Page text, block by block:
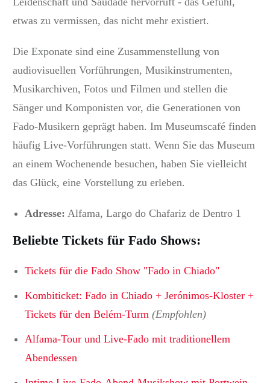
etwas zu vermissen, das nicht mehr existiert.
Die Exponate sind eine Zusammenstellung von
audiovisuellen Vorführungen, Musikinstrumenten,
Musikarchiven, Fotos und Filmen und stellen die
Sänger und Komponisten vor, die Generationen von
Fado-Musikern geprägt haben. Im Museumscafé finden
häufig Live-Vorführungen statt. Wenn Sie das Museum
an einem Wochenende besuchen, haben Sie vielleicht
das Glück, eine Vorstellung zu erleben.
Adresse: Alfama, Largo do Chafariz de Dentro 1
Beliebte Tickets für Fado Shows:
Tickets für die Fado Show "Fado in Chiado"
Kombiticket: Fado in Chiado + Jerónimos-Kloster +
Tickets für den Belém-Turm (Empfohlen)
Alfama-Tour und Live-Fado mit traditionellem
Abendessen